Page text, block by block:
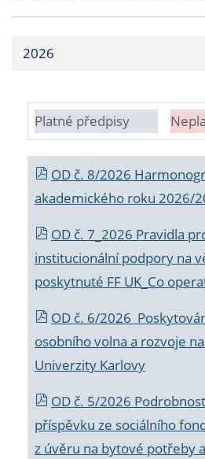
2026
Platné předpisy
OD č. 8/2026
akademického roku 2026/
OD č. 7_2026 Pravidla
institucionální podpory na
poskytnuté FF UK_Co
OD č. 6/2026
osobního volna a rozvoje
Univerzity Karlovy
OD č. 5/2026
příspěvku ze sociálního
z úvěru na bytové potřeby